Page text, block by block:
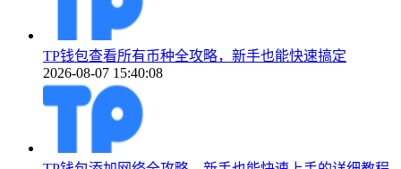
TP钱包查看所有币种全攻略，新手也能快速搞定
2026-08-07 15:40:08